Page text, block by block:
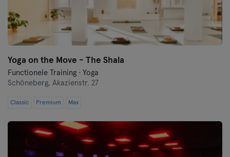
Yoga on the Move - The Shala
Functionele Training · Yoga
Schöneberg, Akazienstr. 27
Classic Premium Max